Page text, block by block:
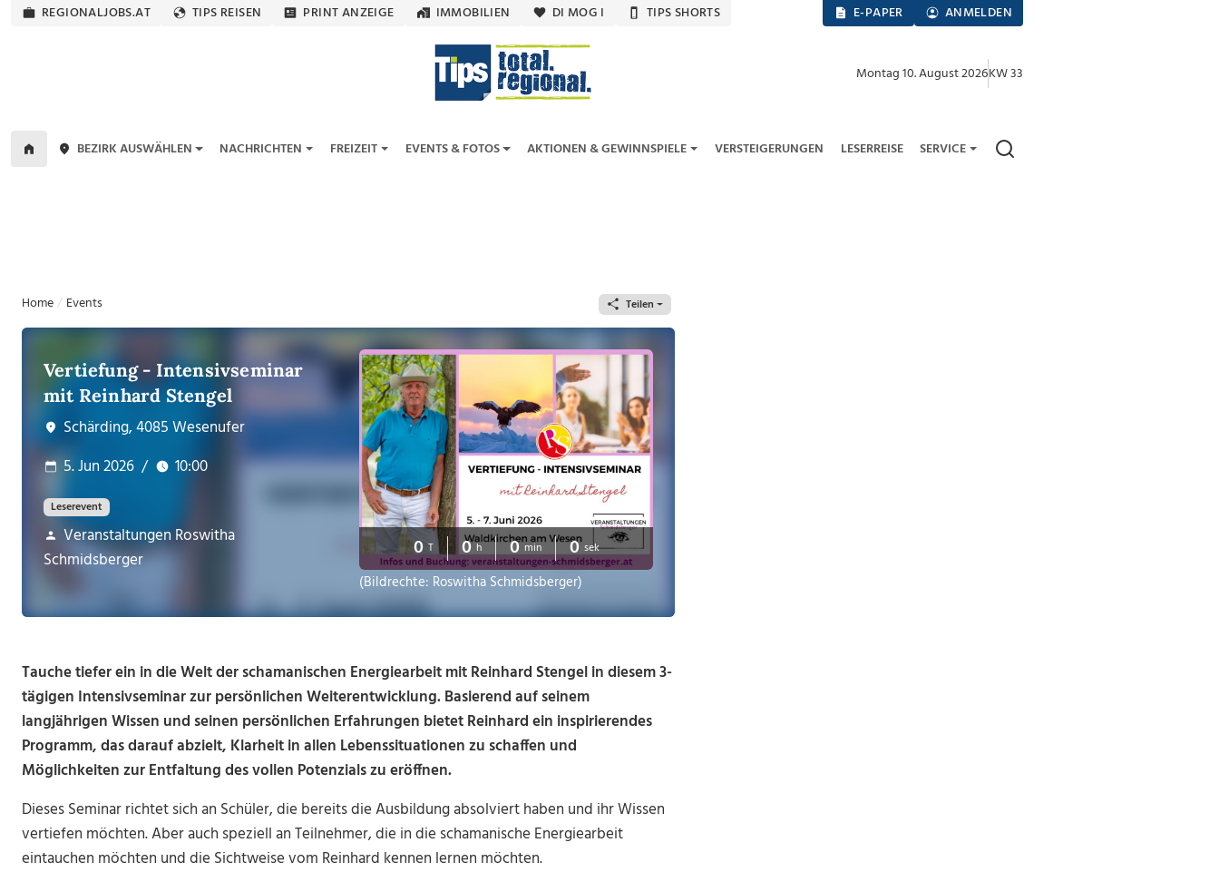
REGIONALJOBS.AT TIPS REISEN PRINT ANZEIGE IMMOBILIEN DI MOG I TIPS SHORTS E-PAPER ANMELDEN
Montag 10. August 2026KW 33
BEZIRK AUSWÄHLEN NACHRICHTEN FREIZEIT EVENTS & FOTOS AKTIONEN & GEWINNSPIELE VERSTEIGERUNGEN LESERREISE SERVICE
Home Events Teilen
Vertiefung - Intensivseminar
mit Reinhard Stengel
Schärding, 4085 Wesenufer
5. Jun 2026 / 10:00
Leserevent
Veranstaltungen Roswitha
Schmidsberger
0 T 0 h 0 min 0 sek
(Bildrechte: Roswitha Schmidsberger)
Tauche tiefer ein in die Welt der schamanischen Energiearbeit mit Reinhard Stengel in diesem 3-
tägigen Intensivseminar zur persönlichen Weiterentwicklung. Basierend auf seinem
langjährigen Wissen und seinen persönlichen Erfahrungen bietet Reinhard ein inspirierendes
Programm, das darauf abzielt, Klarheit in allen Lebenssituationen zu schaffen und
Möglichkeiten zur Entfaltung des vollen Potenzials zu eröffnen.
Dieses Seminar richtet sich an Schüler, die bereits die Ausbildung absolviert haben und ihr Wissen
vertiefen möchten. Aber auch speziell an Teilnehmer, die in die schamanische Energiearbeit
eintauchen möchten und die Sichtweise vom Reinhard kennen lernen möchten.